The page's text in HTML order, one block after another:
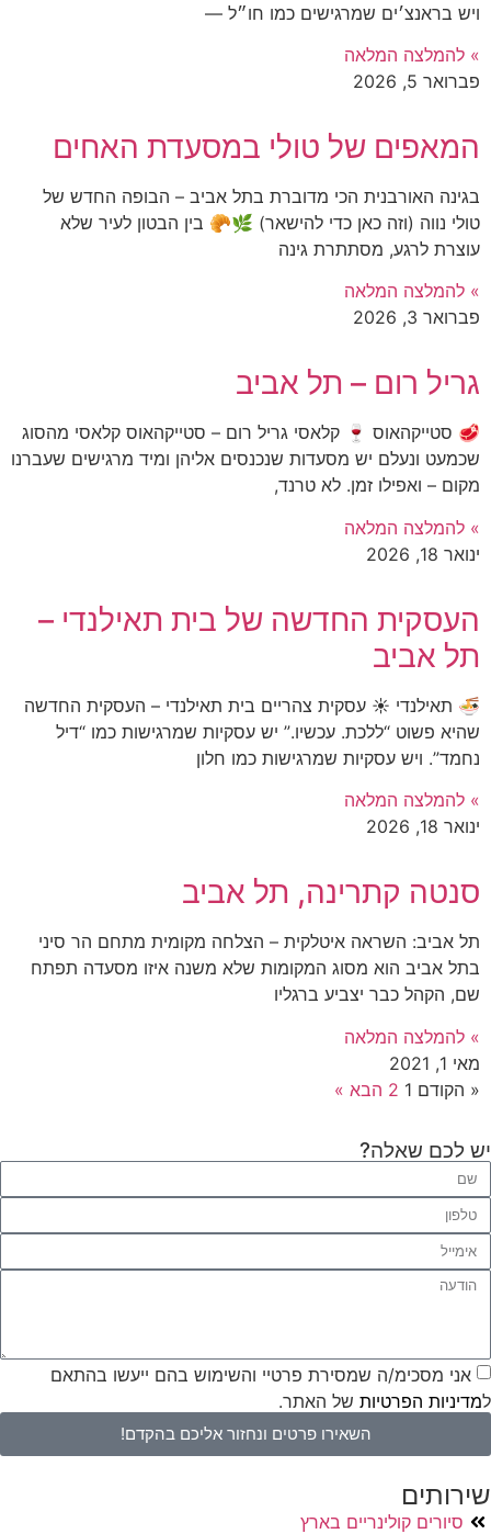
ויש בראנצ׳ים שמרגישים כמו חו״ל —
» להמלצה המלאה
פברואר 5, 2026
המאפים של טולי במסעדת האחים
בגינה האורבנית הכי מדוברת בתל אביב – הבופה החדש של
טולי נווה (וזה כאן כדי להישאר) 🌿🥐 בין הבטון לעיר שלא
עוצרת לרגע, מסתתרת גינה
» להמלצה המלאה
פברואר 3, 2026
גריל רום – תל אביב
🥩 סטייקהאוס 🍷 קלאסי גריל רום – סטייקהאוס קלאסי מהסוג
שכמעט ונעלם יש מסעדות שנכנסים אליהן ומיד מרגישים שעברנו
מקום – ואפילו זמן. לא טרנד,
» להמלצה המלאה
ינואר 18, 2026
העסקית החדשה של בית תאילנדי –
תל אביב
🍜 תאילנדי ☀️ עסקית צהריים בית תאילנדי – העסקית החדשה
שהיא פשוט “ללכת. עכשיו.” יש עסקיות שמרגישות כמו “דיל
נחמד”. ויש עסקיות שמרגישות כמו חלון
» להמלצה המלאה
ינואר 18, 2026
סנטה קתרינה, תל אביב
תל אביב: השראה איטלקית – הצלחה מקומית מתחם הר סיני
בתל אביב הוא מסוג המקומות שלא משנה איזו מסעדה תפתח
שם, הקהל כבר יצביע ברגליו
» להמלצה המלאה
מאי 1, 2021
« הקודם 1
2 הבא »
יש לכם שאלה?
אני מסכימ/ה שמסירת פרטיי והשימוש בהם ייעשו בהתאם
למדיניות הפרטיות של האתר.
השאירו פרטים ונחזור אליכם בהקדם!
שירותים
סיורים קולינריים בארץ